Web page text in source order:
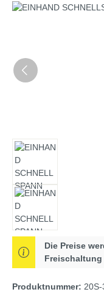
Bildergalerie
Die Preise
Produktnummer: